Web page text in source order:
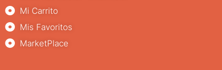
Mi Carrito
Mis Favoritos
MarketPlace